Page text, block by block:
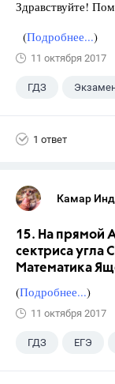
Здравствуйте!
(Подробнее...)
11 октября 2017
ГДЗ
1 ответ
Камар
15. На прямой
сектриса угла
Математика
(Подробнее...)
11 октября 2017
ГДЗ ЕГЭ